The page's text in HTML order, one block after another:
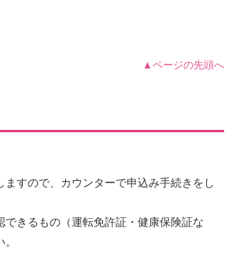
▲ページの先頭へ
ますので、カウンターで申込み手続きをし
できるもの（運転免許証・健康保険証な